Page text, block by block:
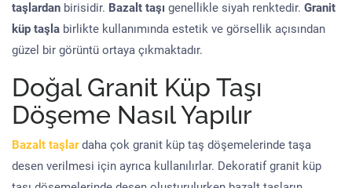
taşlardan birisidir. Bazalt taşı genellikle siyah renktedir. Granit
küp taşla birlikte kullanımında estetik ve görsellik açısından
güzel bir görüntü ortaya çıkmaktadır.
Doğal Granit Küp Taşı
Döşeme Nasıl Yapılır
Bazalt taşlardaha çok granit küp taş döşemelerinde taşa
desen verilmesi için ayrıca kullanılırlar. Dekoratif granit küp